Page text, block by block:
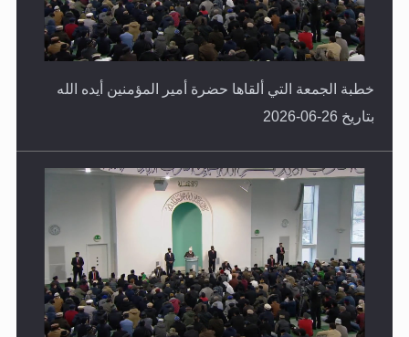
خطبة الجمعة التي ألقاها حضرة أمير المؤمنين أيده الله
بتاريخ 26-06-2026